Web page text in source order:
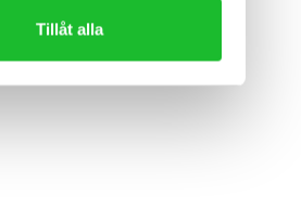
Tillåt alla